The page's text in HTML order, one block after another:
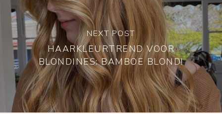
NEXT POST
HAARKLEURTREND VOOR
BLONDINES: BAMBOE BLOND!